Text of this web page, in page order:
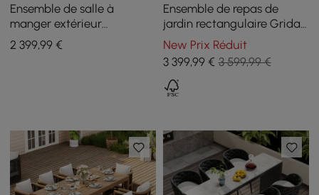
Ensemble de salle à
manger extérieur
extensible 7 pièces avec
table en aluminium et 6
2 399,99 €
Ensemble de repas de
jardin rectangulaire Grida
9 pièces avec 8 chaises en
teck et résine tressée
New Prix Réduit
3 399,99€ 3 599,99 €